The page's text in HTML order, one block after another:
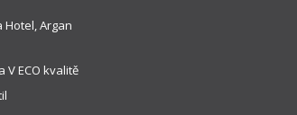
Argan
ECO kvalitě